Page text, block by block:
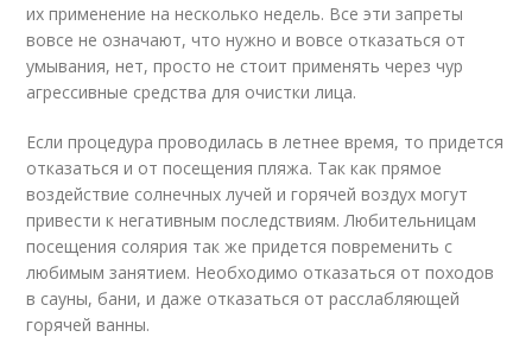
их применение на несколько недель. Все эти запреты
вовсе не означают, что нужно и вовсе отказаться от
умывания, нет, просто не стоит применять через чур
агрессивные средства для очистки лица.
Если процедура проводилась в летнее время, то придется
отказаться и от посещения пляжа. Так как прямое
воздействие солнечных лучей и горячей воздух могут
привести к негативным последствиям. Любительницам
посещения солярия так же придется повременить с
любимым занятием. Необходимо отказаться от походов
в сауны, бани, и даже отказаться от расслабляющей
горячей ванны.